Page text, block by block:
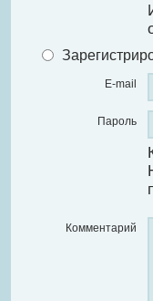
E-mail
Пароль
Комментарий